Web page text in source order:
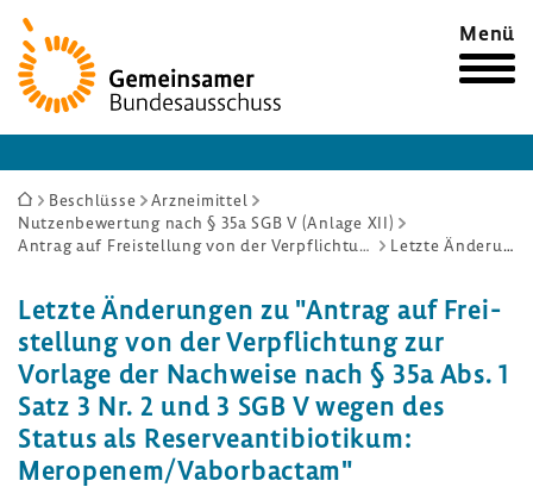
Zur
Startseite
Menü
Sie
sind
Beschlüsse
Arzneimittel
Nutzenbewertung nach § 35a SGB V (Anlage XII)
Antrag auf Freistellung von der Verpflichtung zur Vorlage der Nachweise nach § 35a Abs. 1 Satz 3 Nr. 2 und 3 SGB V wegen des Status als Reserveantibiotikum: Meropenem/Vaborbactam
Letzte Änderungen
Letzte Ände­rungen zu "Antrag auf Frei­
stel­lung von der Verpflich­tung zur
Vorlage der Nach­weise nach § 35a Abs. 1
Satz 3 Nr. 2 und 3 SGB V wegen des
Status als Reser­ve­an­ti­bio­tikum:
Mero­penem/Vabor­bactam"